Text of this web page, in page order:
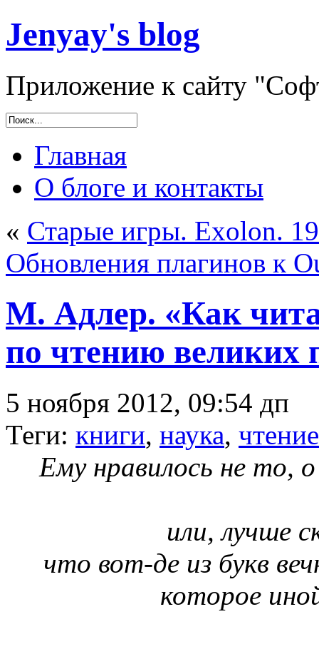
Jenyay's blog
Приложение к сайту
Главная
О блоге и контакты
« Старые игры. Exolon.
Обновления плагинов к
М. Адлер. «Как
по чтению великих
5 ноября 2012, 09:54 дп
Теги: книги, наука, чтение
Ему нравилось не то,
или, лучше
что вот-де из букв
которое